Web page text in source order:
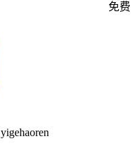
yigehaoren
免费